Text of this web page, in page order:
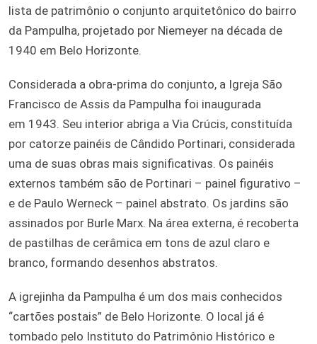
lista de patrimônio o conjunto arquitetônico do bairro
da Pampulha, projetado por Niemeyer na década de
1940 em Belo Horizonte.
Considerada a obra-prima do conjunto, a Igreja São
Francisco de Assis da Pampulha foi inaugurada
em 1943. Seu interior abriga a Via Crúcis, constituída
por catorze painéis de Cândido Portinari, considerada
uma de suas obras mais significativas. Os painéis
externos também são de Portinari – painel figurativo –
e de Paulo Werneck – painel abstrato. Os jardins são
assinados por Burle Marx. Na área externa, é recoberta
de pastilhas de cerâmica em tons de azul claro e
branco, formando desenhos abstratos.
A igrejinha da Pampulha é um dos mais conhecidos
“cartões postais” de Belo Horizonte. O local já é
tombado pelo Instituto do Patrimônio Histórico e